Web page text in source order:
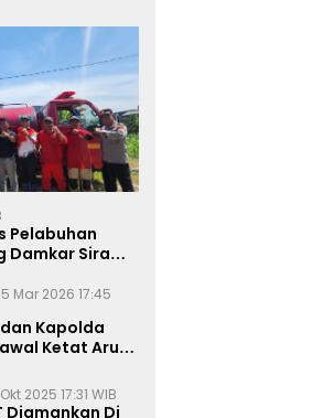
Pelabuhan
Damkar Siram
Mar 2026 17:45
Kapolda
Ketat Arus
2025 17:31 WIB
Diamankan Di